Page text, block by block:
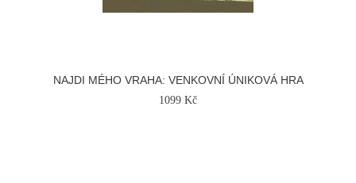
NAJDI MÉHO VRAHA: VENKOVNÍ ÚNIKOVÁ HRA
1099 Kč